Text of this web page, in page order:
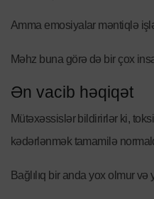
Amma emosiyalar məntiqlə
Məhz buna görə də bir çox
Ən vacib həqiqət
Mütəxəssislər bildirirlər ki,
kədərlənmək tamamilə
Bağlılıq bir anda yox olmur